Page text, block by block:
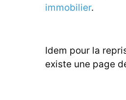
immobilier.
Idem pour la
existe une page